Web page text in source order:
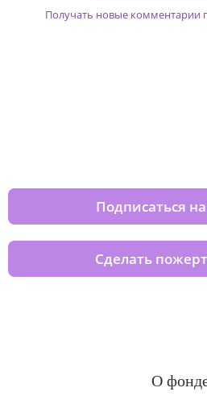
Получать новые комментарии
Подписаться
Сделать
О